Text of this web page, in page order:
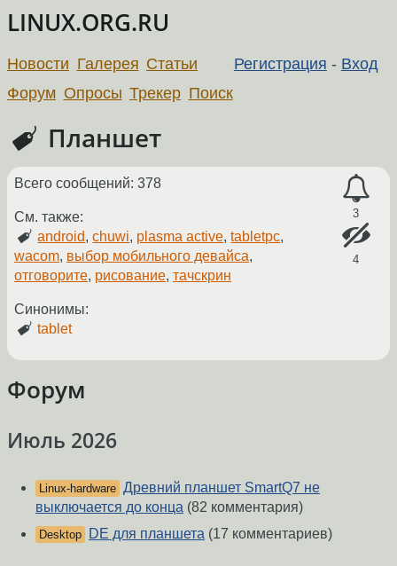
LINUX.ORG.RU
Регистрация - Вход
Новости Галерея Статьи
Форум Опросы Трекер Поиск
Планшет
3
4
Всего сообщений: 378
См. также:
android,chuwi, plasma active,tabletpc,
wacom, выбор мобильного девайса,
отговорите, рисование, тачскрин
Синонимы:
tablet
Форум
Июль 2026
Linux-hardware Древний планшет SmartQ7 не
выключается до конца (82 комментария)
Desktop DE для планшета (17 комментариев)